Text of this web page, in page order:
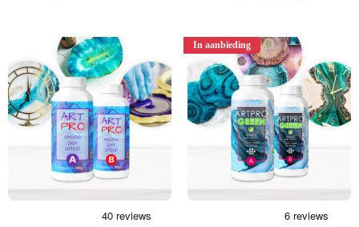
In aanbieding